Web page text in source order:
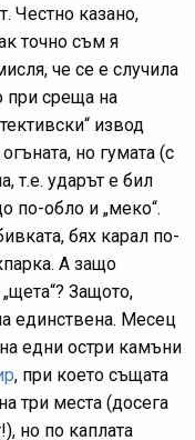
Честно казано,
точно съм я
че се е случила
при среща на
извод
но гумата (с
т.е. ударът е бил
по-обло и „меко“.
бях карал по-
А защо
Защото,
единствена. Месец
едни остри камъни
, при което същата
три места (досега
но по каплата